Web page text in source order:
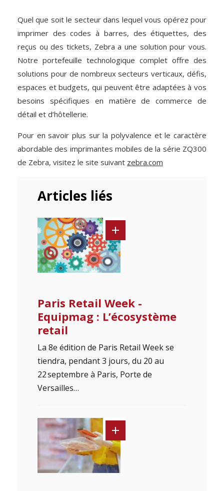
Quel que soit le secteur dans lequel vous opérez pour
imprimer des codes à barres, des étiquettes, des
reçus ou des tickets, Zebra a une solution pour vous.
Notre portefeuille technologique complet offre des
solutions pour de nombreux secteurs verticaux, défis,
espaces et budgets, qui peuvent être adaptées à vos
besoins spécifiques en matière de commerce de
détail et d’hôtellerie.
Pour en savoir plus sur la polyvalence et le caractère
abordable des imprimantes mobiles de la série ZQ300
de Zebra, visitez le site suivant zebra.com
Articles liés
Paris Retail Week -
Equipmag : L’écosystème
retail
La 8e édition de Paris Retail Week se
tiendra, pendant 3 jours, du 20 au
22 septembre à Paris, Porte de
Versailles…